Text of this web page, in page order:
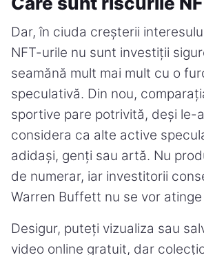
Dar, în ciuda creșterii
NFT-urile nu sunt investiții
seamănă mult mai mult cu o
speculativă. Din nou,
sportive pare potrivită, deși le-
considera ca alte active
adidași, genți sau artă. Nu
de numerar, iar investitorii
Warren Buffett nu se vor
Desigur, puteți vizualiza sau
video online gratuit, dar